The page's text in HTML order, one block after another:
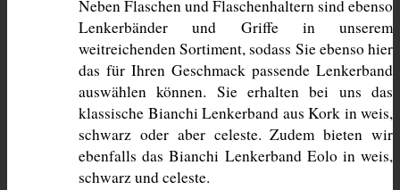
Neben Flaschen und Flaschenhaltern sind ebenso
Lenkerbänder und Griffe in unserem
weitreichenden Sortiment, sodass Sie ebenso hier
das für Ihren Geschmack passende Lenkerband
auswählen können. Sie erhalten bei uns das
klassische Bianchi Lenkerband aus Kork in weis,
schwarz oder aber celeste. Zudem bieten wir
ebenfalls das Bianchi Lenkerband Eolo in weis,
schwarz und celeste.